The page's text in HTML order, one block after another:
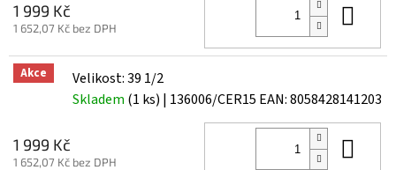
1 999 Kč
1 652,07 Kč bez DPH
Akce
Velikost: 39 1/2
Skladem (1 ks) | 136006/CER15 EAN:8058428141203
1 999 Kč
1 652,07 Kč bez DPH